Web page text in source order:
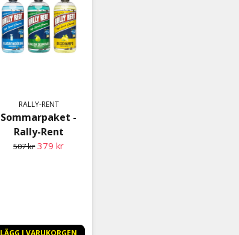
RALLY-RENT
Sommarpaket -
Rally-Rent
507 kr 379 kr
LÄGG I VARUKORGEN